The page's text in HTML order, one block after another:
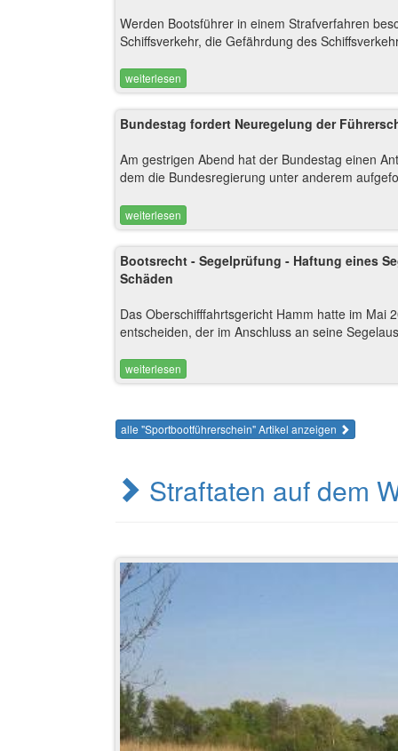
Werden Bootsführer in einem Strafverfahren
Schiffsverkehr, die Gefährdung des
weiterlesen
Bundestag fordert Neuregelung der
Am gestrigen Abend hat der Bundestag einen
dem die Bundesregierung unter anderem
weiterlesen
Bootsrecht - Segelprüfung - Haftung eines
Schäden
Das Oberschifffahrtsgericht Hamm hatte im Mai
entscheiden, der im Anschluss an seine
weiterlesen
alle "Sportbootführerschein" Artikel anzeigen
Straftaten auf dem